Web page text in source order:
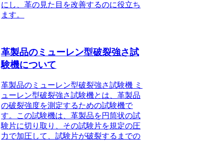
にし、革の見た目を改善するのに役立ち
ます。
革製品のミューレン型破裂強さ試
験機について
革製品のミューレン型破裂強さ試験機 ミ
ューレン型破裂強さ試験機とは、革製品
の破裂強度を測定するための試験機で
す。この試験機は、革製品を円筒状の試
験片に切り取り、その試験片を規定の圧
力で加圧して、試験片が破裂するまでの